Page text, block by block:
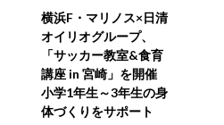
横浜F・マリノス×日清
オイリオグループ、
「サッカー教室&食育
講座 in 宮崎」を開催
小学1年生～3年生の身
体づくりをサポート